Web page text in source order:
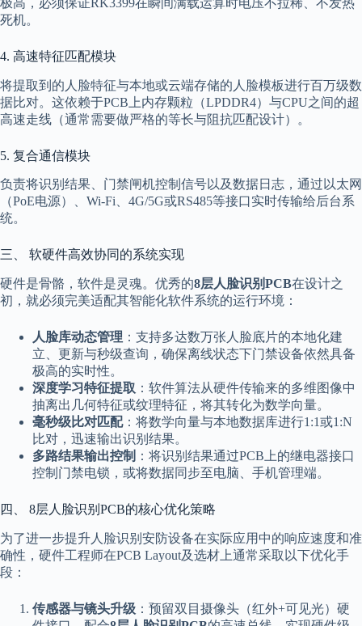
死机。
4. 高速特征匹配模块
将提取到的人脸特征与本地或云端存储的人脸模板进行百万级数
据比对。这依赖于PCB上内存颗粒（LPDDR4）与CPU之间的超
高速走线（通常需要做严格的等长与阻抗匹配设计）。
5. 复合通信模块
负责将识别结果、门禁闸机控制信号以及数据日志，通过以太网
（PoE电源）、Wi-Fi、4G/5G或RS485等接口实时传输给后台系
统。
三、 软硬件高效协同的系统实现
硬件是骨骼，软件是灵魂。优秀的8层人脸识别PCB在设计之
初，就必须完美适配其智能化软件系统的运行环境：
人脸库动态管理 ：支持多达数万张人脸底片的本地化建
立、更新与秒级查询，确保离线状态下门禁设备依然具备
极高的实时性。
深度学习特征提取 ：软件算法从硬件传输来的多维图像中
抽离出几何特征或纹理特征，将其转化为数学向量。
毫秒级比对匹配：将数学向量与本地数据库进行1:1或1:N
比对，迅速输出识别结果。
多路结果输出控制 ：将识别结果通过PCB上的继电器接口
控制门禁电锁，或将数据同步至电脑、手机管理端。
四、 8层人脸识别PCB的核心优化策略
为了进一步提升人脸识别安防设备在实际应用中的响应速度和准
确性，硬件工程师在PCB Layout及选材上通常采取以下优化手
段：
传感器与镜头升级 ：预留双目摄像头（红外+可见光）硬